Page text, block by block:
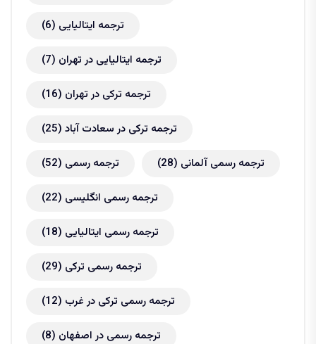
ترجمه ایتالیایی (6)
ترجمه ایتالیایی در تهران (7)
ترجمه ترکی در تهران (16)
ترجمه ترکی در سعادت آباد (25)
ترجمه رسمی (52) ترجمه رسمی آلمانی (28)
ترجمه رسمی انگلیسی (22)
ترجمه رسمی ایتالیایی (18)
ترجمه رسمی ترکی (29)
ترجمه رسمی ترکی در غرب (12)
ترجمه رسمی در اصفهان (8)